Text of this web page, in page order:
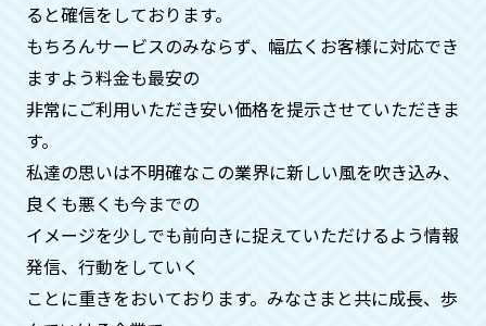
はい。何時、どこで、どのお寺の方が供
養してくれたかの証明証を郵送させてい
ただいておりますのでご安心くださいま
せ。
急ぎで何とかしてほしいのです
が、、、
ご安心ください。基本即日対応いたして
おります。時間帯も遅くてもご希望でし
たらお伺いさせていただきます（深夜料
ると確信をしております。
もちろんサービスのみならず、幅広くお客様に対応でき
ますよう料金も最安の
非常にご利用いただき安い価格を提示させていただきま
す。
私達の思いは不明確なこの業界に新しい風を吹き込み、
良くも悪くも今までの
イメージを少しでも前向きに捉えていただけるよう情報
発信、⾏動をしていく
ことに重きをおいております。みなさまと共に成⻑、歩